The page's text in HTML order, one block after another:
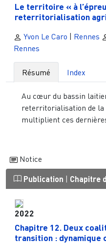
Le territoire « à
reterritorialisation
Yvon Le Caro | Rennes
Rennes
Résumé Index
Au cœur du bassin
reterritorialisation de la
multiplient ces
Notice
Publication | Chapitre
2022
Chapitre 12. Deux
transition : dynamique